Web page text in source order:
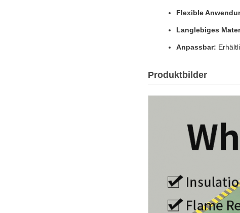
Flexible
Langlebiges
Anpassbar:
Produktbilder